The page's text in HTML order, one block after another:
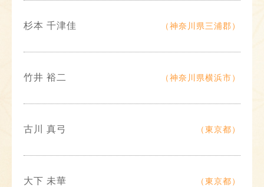
杉本 千津佳 （神奈川県三浦郡）
竹井 裕二 （神奈川県横浜市）
古川 真弓 （東京都）
大下 未華 （東京都）